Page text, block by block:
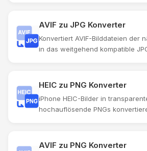
AVIF zu JPG Konverter
Konvertiert AVIF-Bilddateien der
in das weitgehend kompatible
HEIC zu PNG Konverter
iPhone HEIC-Bilder in
hochauflösende PNGs
AVIF zu PNG Konverter